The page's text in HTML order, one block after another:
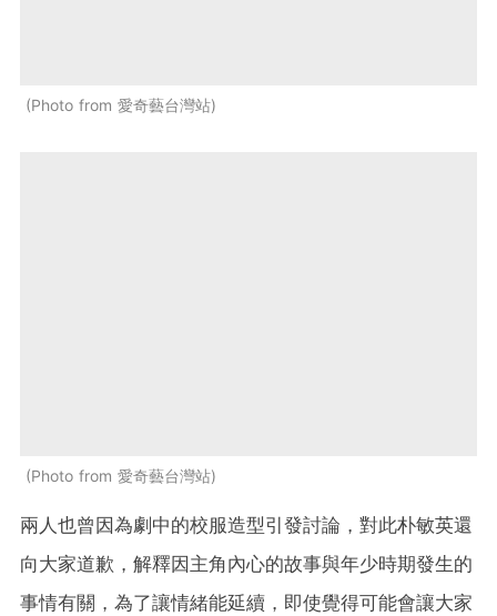
Photo from 愛奇藝台灣站
Photo from 愛奇藝台灣站
兩人也曾因為劇中的校服造型引發討論，對此朴敏英還
向大家道歉，解釋因主角內心的故事與年少時期發生的
事情有關，為了讓情緒能延續，即使覺得可能會讓大家